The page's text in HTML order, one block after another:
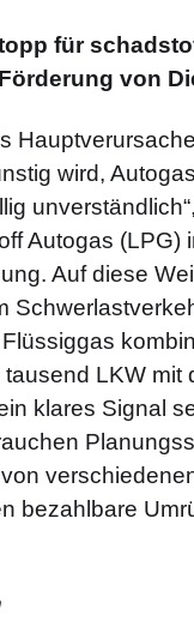
für
von
wird,
Autogas (LPG)
Auf diese
LKW mit
klares Signal
bezahlbare